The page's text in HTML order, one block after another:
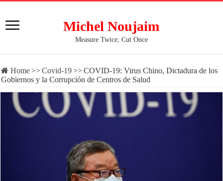
Michel Noujaim
Measure Twice; Cut Once
Home>>Covid-19>>COVID-19: Virus Chino, Dictadura de los
Gobiernos y la Corrupción de Centros de Salud